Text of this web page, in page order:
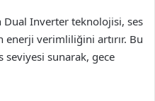
Inverter teknolojisi, ses
verimliliğini artırır. Bu
sunarak, gece